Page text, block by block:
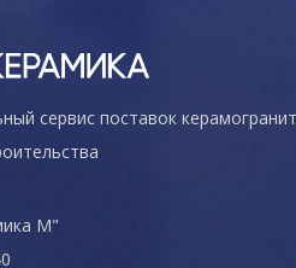
сервис поставок
М"